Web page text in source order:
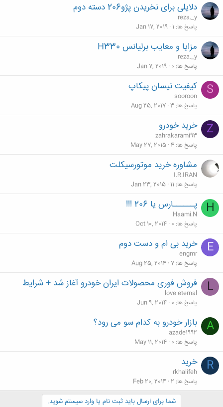
دلایلی برای نخریدن پژو206 دسته دوم
reza._y
پاسخ ها 1
Jan 17, 2019
مزایا و معایب برلیانس H330
reza._y
پاسخ ها 0
Jan 7, 2019
S کیفیت نیسان پیکاپ
sooroon
پاسخ ها 3
Aug 25, 2017
Z خرید خودرو
zahrakarami93
پاسخ ها 4
May 27, 2015
مشاوره خريد موتورسيكلت
I.R.IRAN
پاسخ ها 11
Jan 23, 2015
H پــــــارس یا 206 !!!
Haami.N
پاسخ ها 0
Oct 10, 2014
E خرید بی ام و دست دوم
engmr
پاسخ ها 7
Aug 25, 2014
L فروش فوری محصولات ایران خودرو آغاز شد + شرایط
love eternal
پاسخ ها 0
Jun 9, 2014
A بازار خودرو به کدام سو می رود؟
azade1992
پاسخ ها 0
May 11, 2014
R خرید
rkhalifeh
پاسخ ها 2
Feb 20, 2014
شما برای ارسال باید ثبت نام یا وارد سیستم شوید.